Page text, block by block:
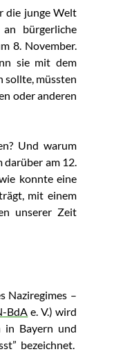
die junge Welt
bürgerliche
8. November.
sie mit dem
sollte, müssten
oder anderen
Und warum
darüber am 12.
konnte eine
mit einem
unserer Zeit
Naziregimes –
BdA e. V.) wird
in Bayern und
bezeichnet.